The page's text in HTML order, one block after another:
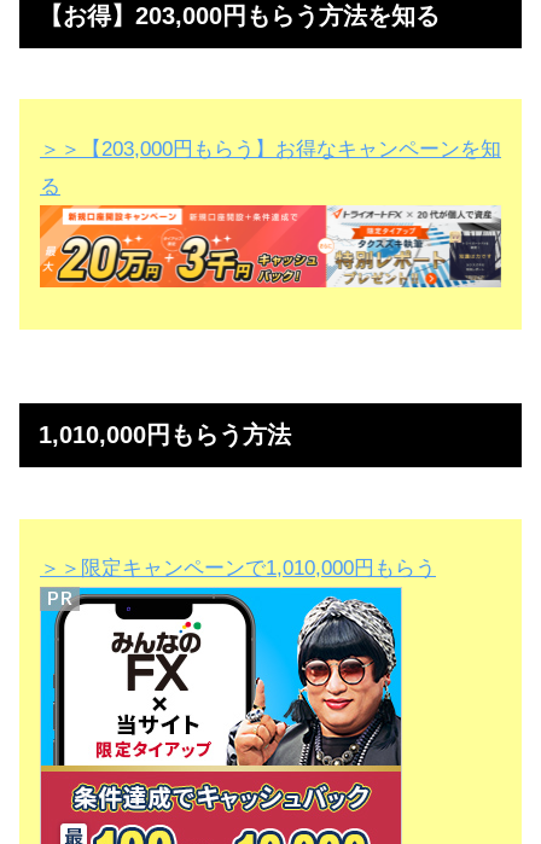
【お得】203,000円もらう方法を知る
＞＞【203,000円もらう】お得なキャンペーンを知
る
1,010,000円もらう方法
＞＞限定キャンペーンで1,010,000円もらう